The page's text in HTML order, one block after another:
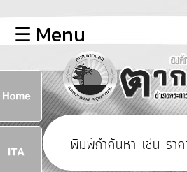
หลัก
ข้อมูล
พื้น
ฐาน
บุคลากร
☰ Menu